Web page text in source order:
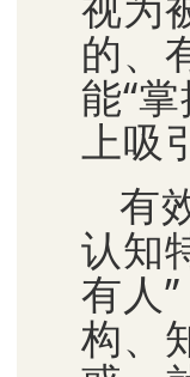
的、
能“
上吸
有
认知
有人
构、